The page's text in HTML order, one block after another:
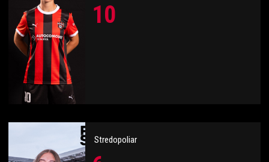
10
Stredopoliar